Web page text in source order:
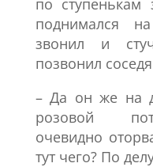
по ступенькам
поднимался
звонил и
позвонил
– Да он же на
розовой
очевидно
тут чего? По